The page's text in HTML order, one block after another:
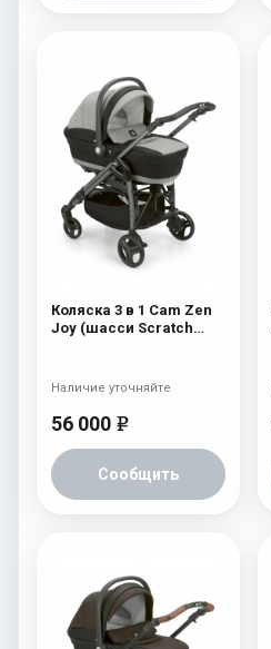
Коляска 3 в 1 Cam Zen
Joy (шасси Scratch
56 000 e
Сообщить
Наличие уточняйте